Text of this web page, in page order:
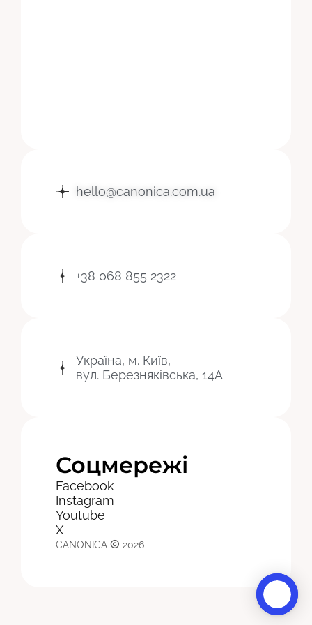
hello@canonica.com.ua
+38 068 855 2322
Україна, м. Київ,
вул. Березняківська, 14А
Соцмережі
Facebook
Instagram
Youtube
X
CANONICA 2026